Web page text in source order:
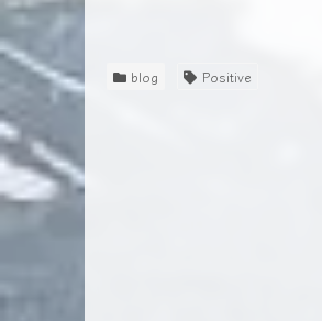
blog Positive